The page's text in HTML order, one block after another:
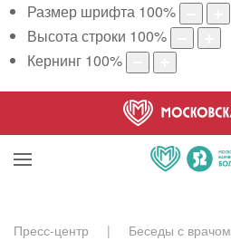
Размер шрифта 100%
Высота строки 100%
Кернинг 100%
Пресс-центр Беседы с врачом